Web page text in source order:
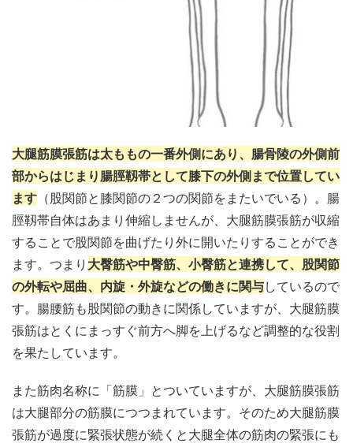
大腿筋膜張筋は太ももの一番外側にあり、腸骨陵の外側前
部からはじまり 腸脛靱帯として膝下の外側まで位置してい
ます （股関節と膝関節の２つの関節をまたいでいる）。 腸
脛靱帯自体はあまり伸縮しませんが、大腿筋膜張筋が収縮
することで股関節を曲げたり外に開いたりすることができ
ます。つまり 大臀筋や中臀筋、小臀筋と連携して、股関節
の外転や屈曲、内旋・外旋などの働きに関与しているので
す。腸腰筋も股関節の動きに関係していますが、大腿筋膜
張筋はとくにまっすぐ前方へ脚を上げるなど調整的な役割
を果たしています。
また筋肉名称に「筋膜」とついていますが、大腿筋膜張筋
は大腿部分の筋膜につつまれています。そのため大腿筋膜
張筋が過度に緊張状態が続くと大腿全体の筋肉の緊張にも